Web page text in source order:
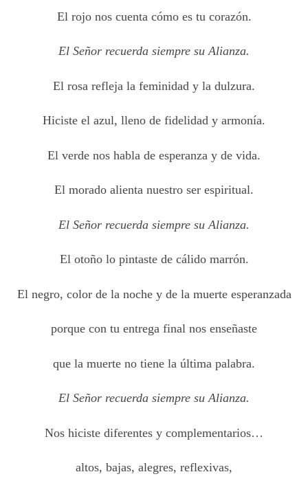
El rojo nos cuenta cómo es tu corazón.
El Señor recuerda siempre su Alianza.
El rosa refleja la feminidad y la dulzura.
Hiciste el azul, lleno de fidelidad y armonía.
El verde nos habla de esperanza y de vida.
El morado alienta nuestro ser espiritual.
El Señor recuerda siempre su Alianza.
El otoño lo pintaste de cálido marrón.
El negro, color de la noche y de la muerte esperanzada
porque con tu entrega final nos enseñaste
que la muerte no tiene la última palabra.
El Señor recuerda siempre su Alianza.
Nos hiciste diferentes y complementarios…
altos, bajas, alegres, reflexivas,